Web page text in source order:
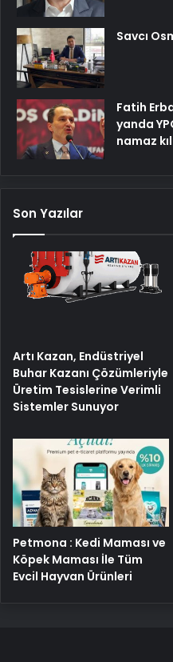
Savcı
Fatih
yanda
namaz
Son Yazılar
Artı Kazan, Endüstriyel
Buhar Kazanı Çözümleriyle
Üretim Tesislerine Verimli
Sistemler Sunuyor
Petmona : Kedi Maması ve
Köpek Maması İle Tüm
Evcil Hayvan Ürünleri